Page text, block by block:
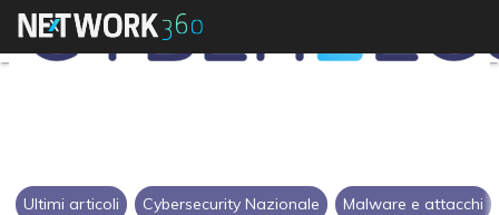
Ultimi articoli Cybersecurity Nazionale Malware e attacchi